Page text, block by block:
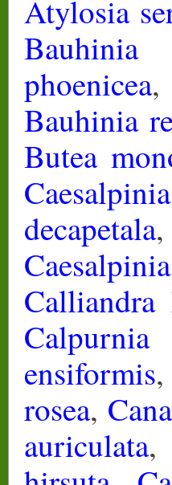
Atylosia
Bauhinia
phoenicea,
Bauhinia
Butea
decapetala,
Calliandra
ensiformis,
rosea,
auriculata,